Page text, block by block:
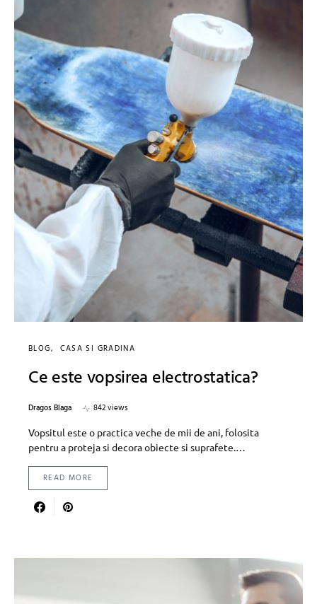
BLOG CASA SI GRADINA
Ce este vopsirea electrostatica?
Dragos Blaga
842 views
Vopsitul este o practica veche de mii de ani, folosita
pentru a proteja si decora obiecte si suprafete.…
READ MORE